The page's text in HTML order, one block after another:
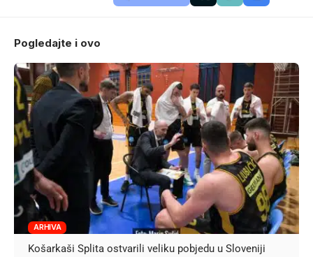
Pogledajte i ovo
ARHIVA
Košarkaši Splita ostvarili veliku pobjedu u Sloveniji